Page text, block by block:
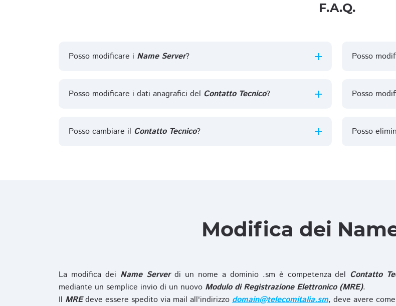
F.A.Q.
Posso modificare i Name Server?
Posso modificare i dati anagrafici del Contatto Tecnico?
Posso cambiare il Contatto Tecnico?
Posso
Posso
Posso
Modifica dei
La modifica dei Name Serverdi un nome a dominio .sm è competenza del Contatto
mediante un semplice invio di un nuovo Modulo di Registrazione Elettronico (MRE).
Il MREdeve essere spedito via mail all'indirizzo domain@telecomitalia.sm, deve avere